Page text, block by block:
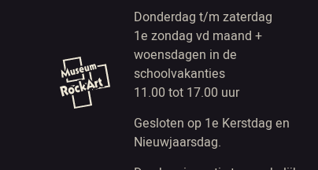
Donderdag t/m zaterdag
1e zondag vd maand +
woensdagen in de
schoolvakanties
11.00 tot 17.00 uur
Gesloten op 1e Kerstdag en
Nieuwjaarsdag.